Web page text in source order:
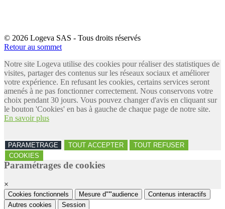
© 2026 Logeva SAS - Tous droits réservés
Retour au sommet
Notre site Logeva utilise des cookies pour réaliser des statistiques de
visites, partager des contenus sur les réseaux sociaux et améliorer
votre expérience. En refusant les cookies, certains services seront
amenés à ne pas fonctionner correctement. Nous conservons votre
choix pendant 30 jours. Vous pouvez changer d'avis en cliquant sur
le bouton 'Cookies' en bas à gauche de chaque page de notre site.
En savoir plus
PARAMETRAGE TOUT ACCEPTER
TOUT REFUSER
COOKIES
Paramétrages de cookies
×
Cookies fonctionnels Mesure d"'"audience
Contenus interactifs
Autres cookies
Session